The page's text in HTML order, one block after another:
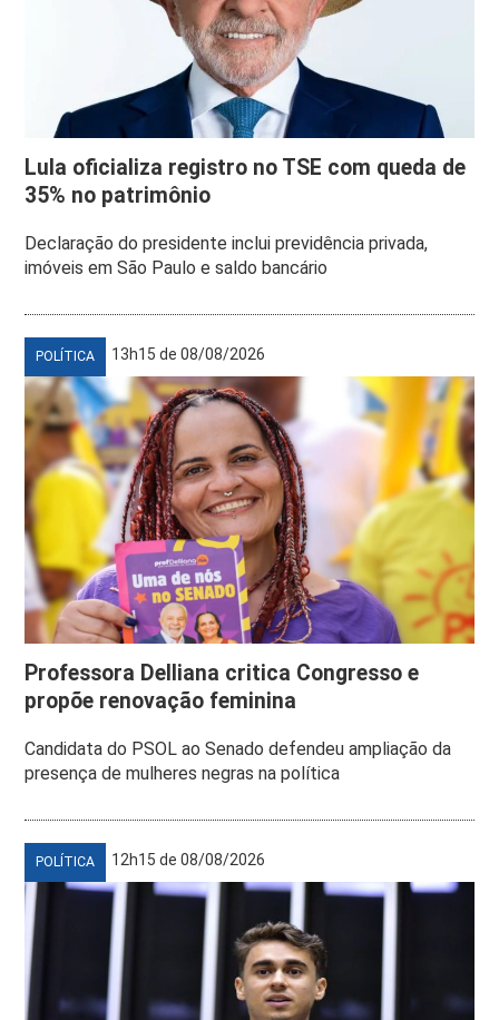
Lula oficializa registro no TSE com queda de
35% no patrimônio
Declaração do presidente inclui previdência privada,
imóveis em São Paulo e saldo bancário
POLÍTICA 13h15 de 08/08/2026
Professora Delliana critica Congresso e
propõe renovação feminina
Candidata do PSOL ao Senado defendeu ampliação da
presença de mulheres negras na política
POLÍTICA 12h15 de 08/08/2026